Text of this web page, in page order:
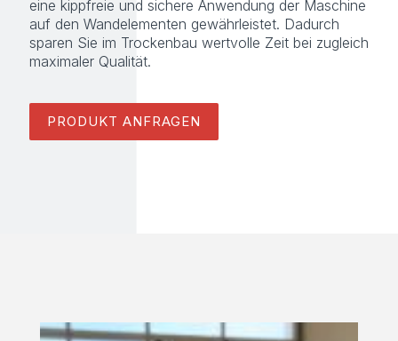
eine kippfreie und sichere Anwendung der Maschine
auf den Wandelementen gewährleistet. Dadurch
sparen Sie im Trockenbau wertvolle Zeit bei zugleich
maximaler Qualität.
PRODUKT ANFRAGEN